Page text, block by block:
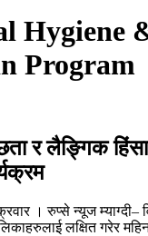
Hygiene
Program
र लैङ्गिक
। रुप्से न्यूज म्याग्दी–
लक्षित गरेर